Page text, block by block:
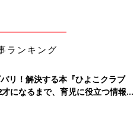
ランキング
リ！解決する本『ひよこクラブ
になるまで、育児に役立つ情報が